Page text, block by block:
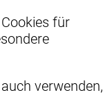
für
verwenden,